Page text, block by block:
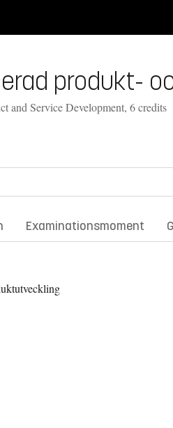
produkt-
and Service Development, 6 credits
Examinationsmoment